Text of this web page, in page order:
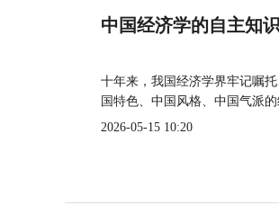
中国经济学的自主知
十年来，我国经济学界牢记嘱
国特色、中国风格、中国气派的
2026-05-15 10:20